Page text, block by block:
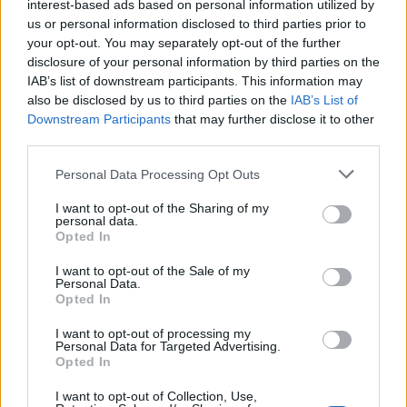
interest-based ads based on personal information utilized by
us or personal information disclosed to third parties prior to
your opt-out. You may separately opt-out of the further
disclosure of your personal information by third parties on the
IAB’s list of downstream participants. This information may
also be disclosed by us to third parties on the IAB’s List of
Downstream Participants that may further disclose it to other
Personal Data Processing Opt Outs
I want to opt-out of the Sharing of my
personal data.
Opted In
I want to opt-out of the Sale of my
Personal Data.
Opted In
I want to opt-out of processing my
Personal Data for Targeted Advertising.
Opted In
I want to opt-out of Collection, Use,
Χρηματιστήριο Αθηνών: Εβδομαδιαία άνοδος
1,76%, κέρδη 23,31% από τις αρχές του έτους
08/08/2026 - 12:36 ΟΙΚΟΝΟΜΙΑ
Διευρύνεται η πρωτοβουλία για τις τιμές στο ράφι
με 916 προϊόντα
Health Monitoring: Η εθνική υποδομή για την
των πολιτών
08/08/2026 - 11:48
Ελληνική Αναπτυξιακή Τράπεζα: Με «προίκα» 2 δισ.
ευρώ ανοίγει δρόμο για δάνεια έως 5 δισ. σε
μικρομεσαίες
08/08/2026 - 11:22 ΤΡΑΠΕΖΕΣ
ΟΛΕΣ ΟΙ ΕΙΔΗΣΕΙΣ